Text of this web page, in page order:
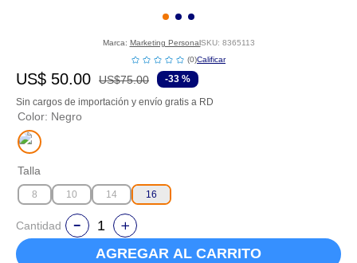
Marca: Marketing PersonalSKU: 8365113
☆☆☆☆☆
(0)
US$ 50.00 US$75.00 -33 %
Sin cargos de importación y envío gratis a RD
Color: Negro
Talla
8 10 14 16
Cantidad
AGREGAR AL CARRITO